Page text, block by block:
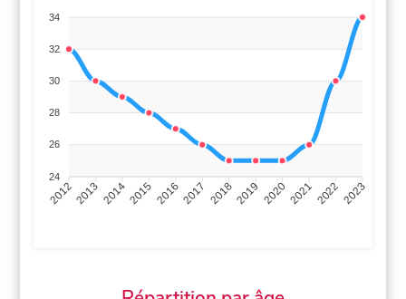
34
32
30
28
26
24
20122013 20142015 20162017 20182019 20202021 2022 2023